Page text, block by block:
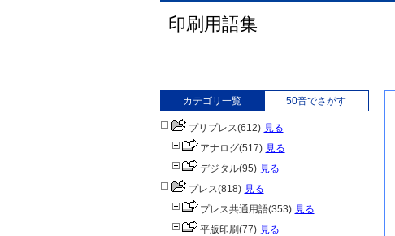
印刷用語集
カテゴリ一覧 50音でさがす
プリプレス(612) 見る
アナログ(517) 見る
デジタル(95) 見る
プレス(818) 見る
プレス共通用語(353) 見る
平版印刷(77) 見る